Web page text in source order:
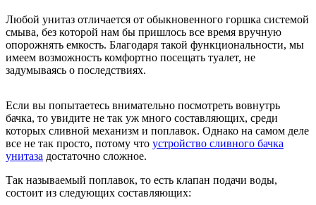
Любой унитаз отличается от обыкновенного горшка системой
смыва, без которой нам бы пришлось все время вручную
опорожнять емкость. Благодаря такой функциональности, мы
имеем возможность комфортно посещать туалет, не
задумываясь о последствиях.
Если вы попытаетесь внимательно посмотреть вовнутрь
бачка, то увидите не так уж много составляющих, среди
которых сливной механизм и поплавок. Однако на самом деле
все не так просто, потому что устройство сливного бачка
унитаза достаточно сложное.
Так называемый поплавок, то есть клапан подачи воды,
состоит из следующих составляющих: